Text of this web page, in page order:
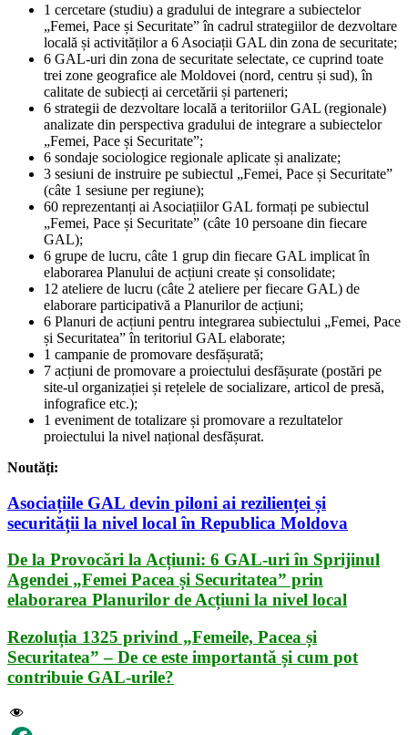
1 cercetare (studiu) a gradului de integrare a subiectelor
„Femei, Pace și Securitate” în cadrul strategiilor de dezvoltare
locală și activităților a 6 Asociații GAL din zona de securitate;
6 GAL-uri din zona de securitate selectate, ce cuprind toate
trei zone geografice ale Moldovei (nord, centru și sud), în
calitate de subiecți ai cercetării și parteneri;
6 strategii de dezvoltare locală a teritoriilor GAL (regionale)
analizate din perspectiva gradului de integrare a subiectelor
„Femei, Pace și Securitate”;
6 sondaje sociologice regionale aplicate și analizate;
3 sesiuni de instruire pe subiectul „Femei, Pace și Securitate”
(câte 1 sesiune per regiune);
60 reprezentanți ai Asociațiilor GAL formați pe subiectul
„Femei, Pace și Securitate” (câte 10 persoane din fiecare
GAL);
6 grupe de lucru, câte 1 grup din fiecare GAL implicat în
elaborarea Planului de acțiuni create și consolidate;
12 ateliere de lucru (câte 2 ateliere per fiecare GAL) de
elaborare participativă a Planurilor de acțiuni;
6 Planuri de acțiuni pentru integrarea subiectului „Femei, Pace
și Securitatea” în teritoriul GAL elaborate;
1 campanie de promovare desfășurată;
7 acțiuni de promovare a proiectului desfășurate (postări pe
site-ul organizației și rețelele de socializare, articol de presă,
infografice etc.);
1 eveniment de totalizare și promovare a rezultatelor
proiectului la nivel național desfășurat.
Noutăți:
Asociațiile GAL devin piloni ai rezilienței și
securității la nivel local în Republica Moldova
De la Provocări la Acțiuni: 6 GAL-uri în Sprijinul
Agendei „Femei Pacea și Securitatea” prin
elaborarea Planurilor de Acțiuni la nivel local
Rezoluția 1325 privind „Femeile, Pacea și
Securitatea” – De ce este importantă și cum pot
contribuie GAL-urile?